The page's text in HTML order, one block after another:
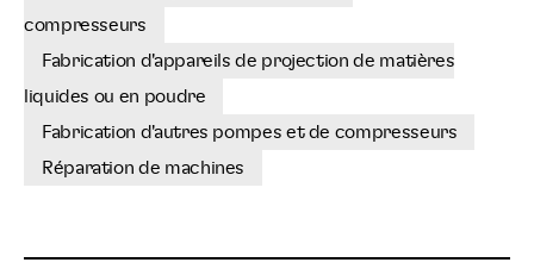
compresseurs
Fabrication d'appareils de projection de matières
liquides ou en poudre
Fabrication d'autres pompes et de compresseurs
Réparation de machines